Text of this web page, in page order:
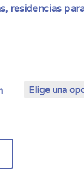
residencias